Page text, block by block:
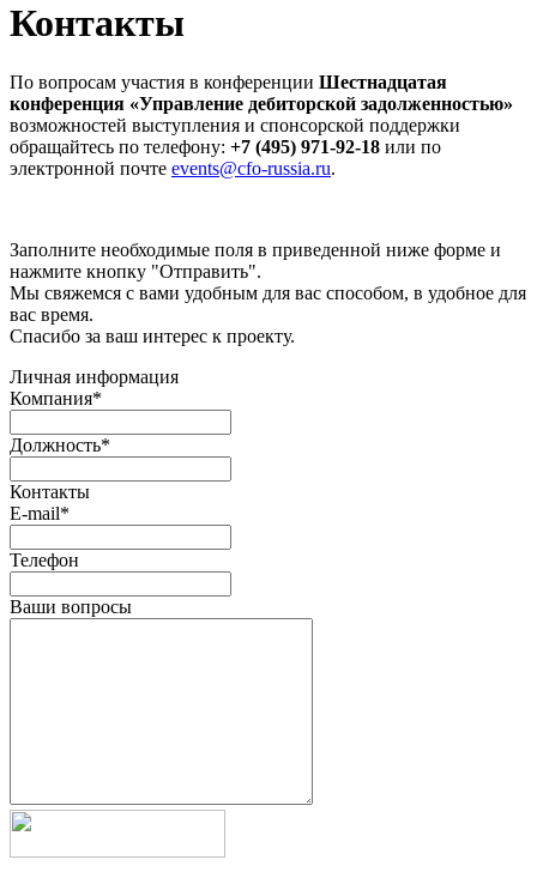
Контакты
По вопросам участия в конференции Шестнадцатая
конференция «Управление дебиторской задолженностью»
возможностей выступления и спонсорской поддержки
обращайтесь по телефону: +7 (495) 971-92-18 или по
электронной почте events@cfo-russia.ru.
Заполните необходимые поля в приведенной ниже форме и
нажмите кнопку "Отправить".
Мы свяжемся с вами удобным для вас способом, в удобное для
вас время.
Спасибо за ваш интерес к проекту.
Личная информация
Компания*
Должность*
Контакты
E-mail*
Телефон
Ваши вопросы